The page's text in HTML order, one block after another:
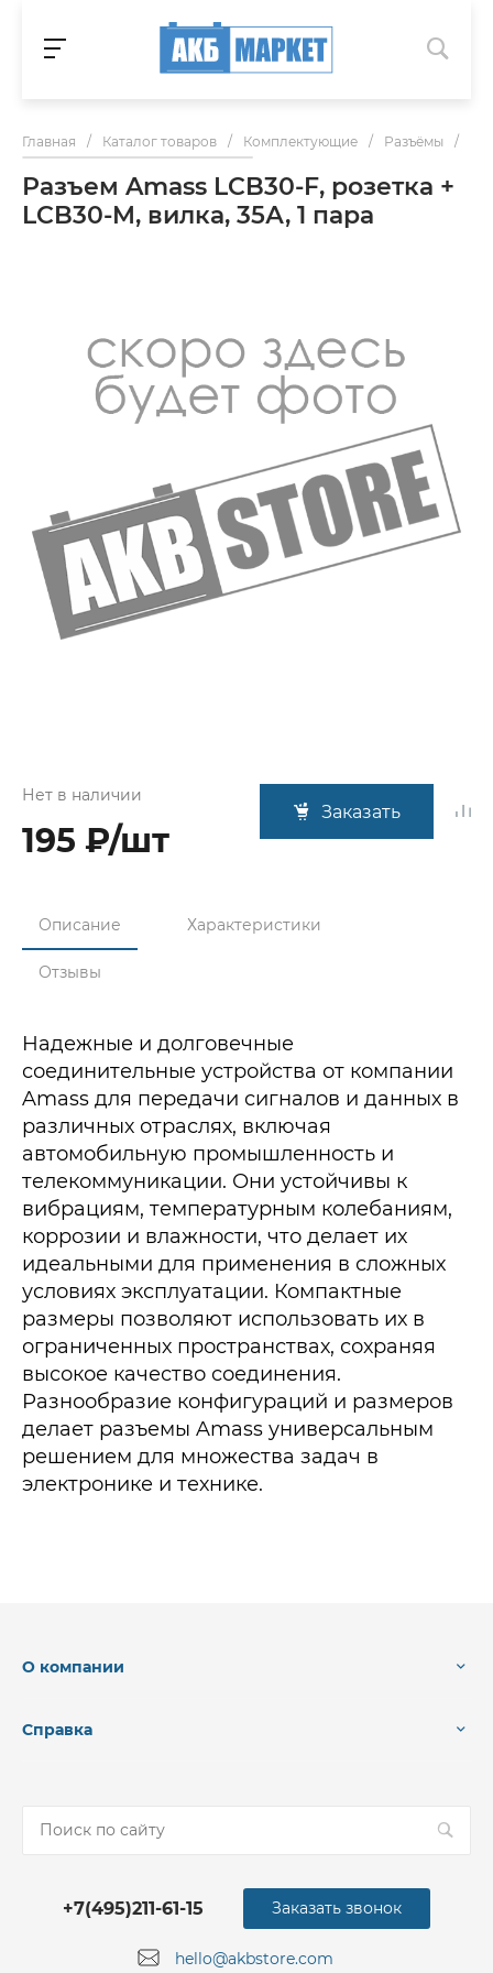
Главная / Каталог товаров / Комплектующие / Разъёмы /
Разъем Amass LCB30-F, розетка +
LCB30-M, вилка, 35А, 1 пара
Нет в наличии
195 ₽/шт
Заказать
Описание Характеристики
Отзывы
Надежные и долговечные
соединительные устройства от компании
Amass для передачи сигналов и данных в
различных отраслях, включая
автомобильную промышленность и
телекоммуникации. Они устойчивы к
вибрациям, температурным колебаниям,
коррозии и влажности, что делает их
идеальными для применения в сложных
условиях эксплуатации. Компактные
размеры позволяют использовать их в
ограниченных пространствах, сохраняя
высокое качество соединения.
Разнообразие конфигураций и размеров
делает разъемы Amass универсальным
решением для множества задач в
электронике и технике.
О компании
Справка
+7(495)211-61-15
hello@akbstore.com
Заказать звонок